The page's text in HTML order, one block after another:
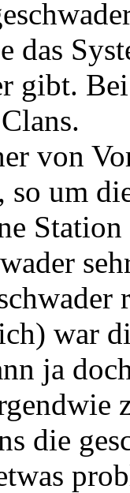
das
gibt.
von
so um
war
ja
die